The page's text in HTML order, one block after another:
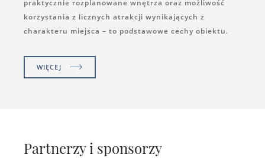
praktycznie rozplanowane wnętrza oraz możliwość
korzystania z licznych atrakcji wynikających z
charakteru miejsca – to podstawowe cechy obiektu.
WIĘCEJ
Partnerzy i sponsorzy